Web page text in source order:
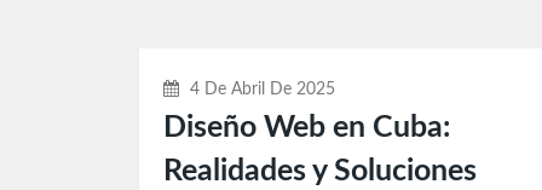
4 De Abril De 2025
Diseño Web en Cuba:
Realidades y Soluciones